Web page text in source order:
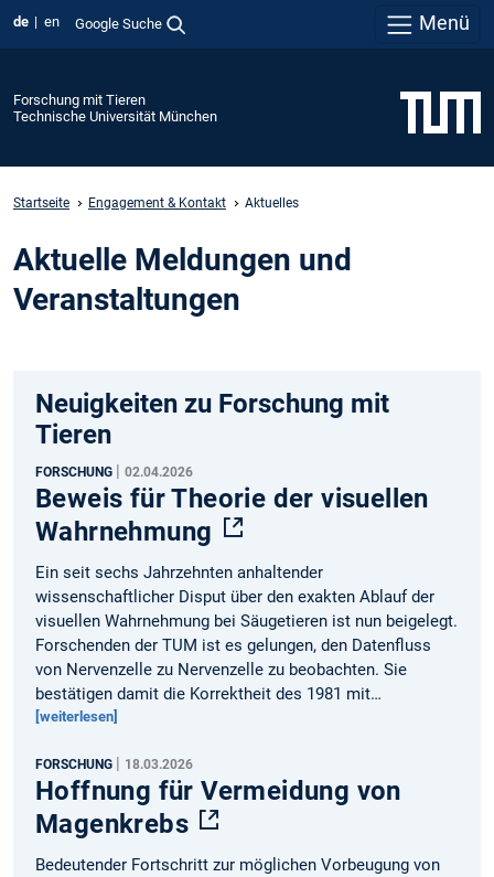
de en Google Suche Menü
Forschung mit Tieren
Technische Universität München
Startseite Engagement & Kontakt Aktuelles
Aktuelle Meldungen und
Veranstaltungen
Neuigkeiten zu Forschung mit
Tieren
FORSCHUNG | 02.04.2026
Beweis für Theorie der visuellen
Wahrnehmung
Ein seit sechs Jahrzehnten anhaltender
wissenschaftlicher Disput über den exakten Ablauf der
visuellen Wahrnehmung bei Säugetieren ist nun beigelegt.
Forschenden der TUM ist es gelungen, den Datenfluss
von Nervenzelle zu Nervenzelle zu beobachten. Sie
bestätigen damit die Korrektheit des 1981 mit…
[weiterlesen]
FORSCHUNG | 18.03.2026
Hoffnung für Vermeidung von
Magenkrebs
Bedeutender Fortschritt zur möglichen Vorbeugung von